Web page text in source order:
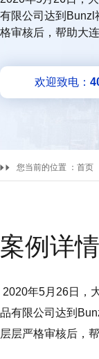
有限公司达到Bunzl
格审核后，帮助大
欢迎致电：
您当前的位置 ： 首页
案例详情
2020年5月26日，
品有限公司达到
层层严格审核后，